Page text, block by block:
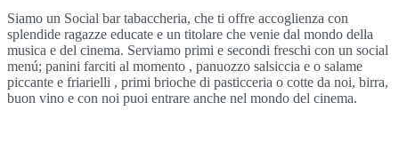
Siamo un Social bar tabaccheria, che ti offre accoglienza con
splendide ragazze educate e un titolare che venie dal mondo della
musica e del cinema. Serviamo primi e secondi freschi con un social
menú; panini farciti al momento , panuozzo salsiccia e o salame
piccante e friarielli , primi brioche di pasticceria o cotte da noi, birra,
buon vino e con noi puoi entrare anche nel mondo del cinema.